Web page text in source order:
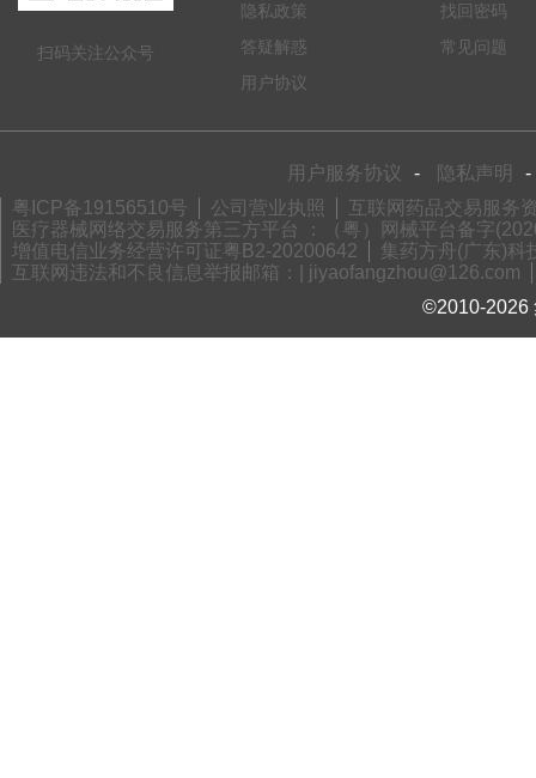
扫码关注公众号
隐私政策
答疑解惑
用户协议
找回密码
常见问题
用户服务协议 - 隐私声明
-
粤ICP备19156510号
公司营业执照
互联网药品交易服务
医疗器械网络交易服务第三方平台 ：（粤）网械平台备字
增值电信业务经营许可证粤B2-20200642
集药方舟(广东)科
互联网违法和不良信息举报邮箱：| jiyaofangzhou@126.com
©2010-2026